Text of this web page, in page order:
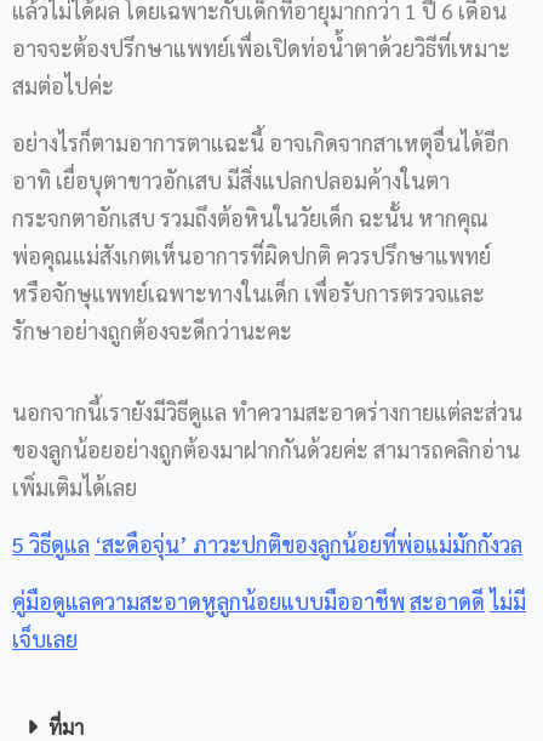
แล้วไม่ได้ผล โดยเฉพาะกับเด็กที่อายุมากกว่า 1 ปี 6 เดือน
อาจจะต้องปรึกษาแพทย์เพื่อเปิดท่อน้ำตาด้วยวิธีที่เหมาะ
สมต่อไปค่ะ
อย่างไรก็ตามอาการตาแฉะนี้ อาจเกิดจากสาเหตุอื่นได้อีก
อาทิ เยื่อบุตาขาวอักเสบ มีสิ่งแปลกปลอมค้างในตา
กระจกตาอักเสบ รวมถึงต้อหินในวัยเด็ก ฉะนั้น หากคุณ
พ่อคุณแม่สังเกตเห็นอาการที่ผิดปกติ ควรปรึกษาแพทย์
หรือจักษุแพทย์เฉพาะทางในเด็ก เพื่อรับการตรวจและ
รักษาอย่างถูกต้องจะดีกว่านะคะ
นอกจากนี้เรายังมีวิธีดูแล ทำความสะอาดร่างกายแต่ละส่วน
ของลูกน้อยอย่างถูกต้องมาฝากกันด้วยค่ะ สามารถคลิกอ่าน
เพิ่มเติมได้เลย
5 วิธีดูแล ‘สะดือจุ่น’ ภาวะปกติของลูกน้อยที่พ่อแม่มักกังวล
คู่มือดูแลความสะอาดหูลูกน้อยแบบมืออาชีพ สะอาดดี ไม่มี
เจ็บเลย
ที่มา